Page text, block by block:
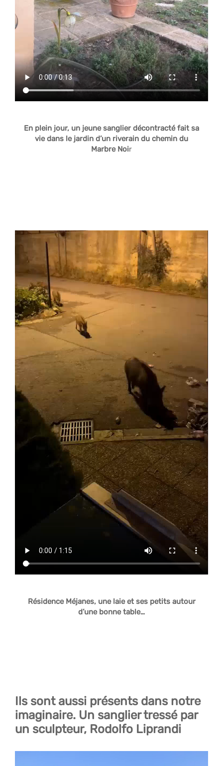
En plein jour, un jeune sanglier décontracté fait sa
vie dans le jardin d’un riverain du chemin du
Marbre Noir
Résidence Méjanes, une laie et ses petits autour
d’une bonne table…
Ils sont aussi présents dans notre
imaginaire. Un sanglier tressé par
un sculpteur, Rodolfo Liprandi